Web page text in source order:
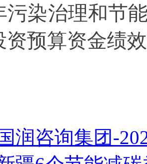
污染治理和节
资预算资金绩
润咨询集团-